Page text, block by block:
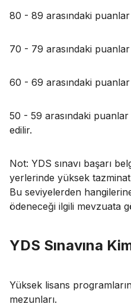
80 - 89 arasındaki
70 - 79 arasındaki
60 - 69 arasındaki
50 - 59 arasındaki
edilir.
Not: YDS sınavı başarı
yerlerinde yüksek tazminat
Bu seviyelerden
ödeneceği ilgili mevzuata
YDS Sınavına
Yüksek lisans
mezunları.